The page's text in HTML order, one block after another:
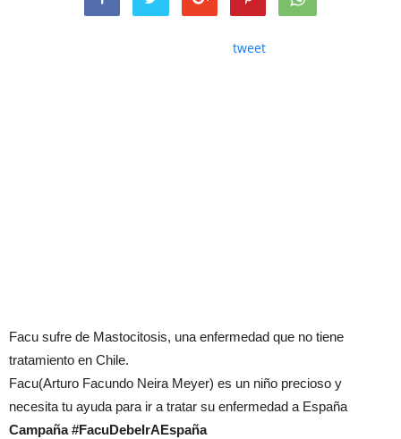
tweet
Facu sufre de Mastocitosis, una enfermedad que no tiene
tratamiento en Chile.
Facu(Arturo Facundo Neira Meyer) es un niño precioso y
necesita tu ayuda para ir a tratar su enfermedad a España
Campaña #FacuDebeIrAEspaña